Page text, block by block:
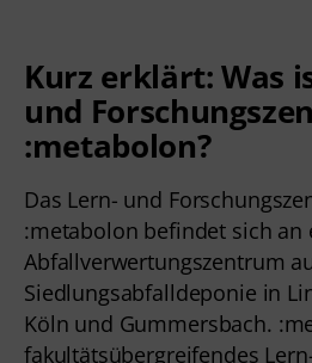
Kurz erklärt: Was
und
:metabolon?
Das Lern- und
:metabolon befindet sich an
Abfallverwertungszentrum
Siedlungsabfalldeponie in
Köln und Gummersbach.
fakultätsübergreifendes